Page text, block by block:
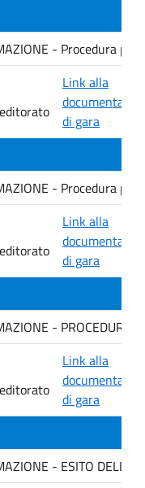
- Procedura
Link alla
di gara
- Procedura
Link alla
di gara
-
Link alla
di gara
- ESITO DELLA